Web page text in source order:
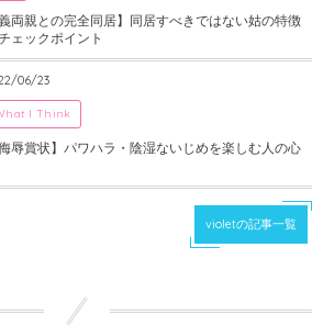
義両親との完全同居】同居すべきではない姑の特徴
ェックポイント
06/23
I Think
侮辱賞状】パワハラ・陰湿ないじめを楽しむ人の心
violetの記事一覧